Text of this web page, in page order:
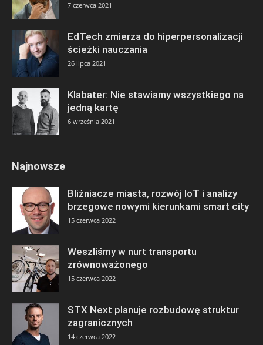
7 czerwca 2021
EdTech zmierza do hiperpersonalizacji
ścieżki nauczania
26 lipca 2021
Klabater: Nie stawiamy wszystkiego na
jedną kartę
6 września 2021
Najnowsze
Bliźniacze miasta, rozwój IoT i analizy
brzegowe nowymi kierunkami smart city
15 czerwca 2022
Weszliśmy w nurt transportu
zrównoważonego
15 czerwca 2022
STX Next planuje rozbudowę struktur
zagranicznych
14 czerwca 2022